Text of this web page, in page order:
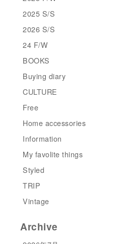
2025 S/S
2026 S/S
24 F/W
BOOKS
Buying diary
CULTURE
Free
Home accessories
Information
My favolite things
Styled
TRIP
Vintage
Archive